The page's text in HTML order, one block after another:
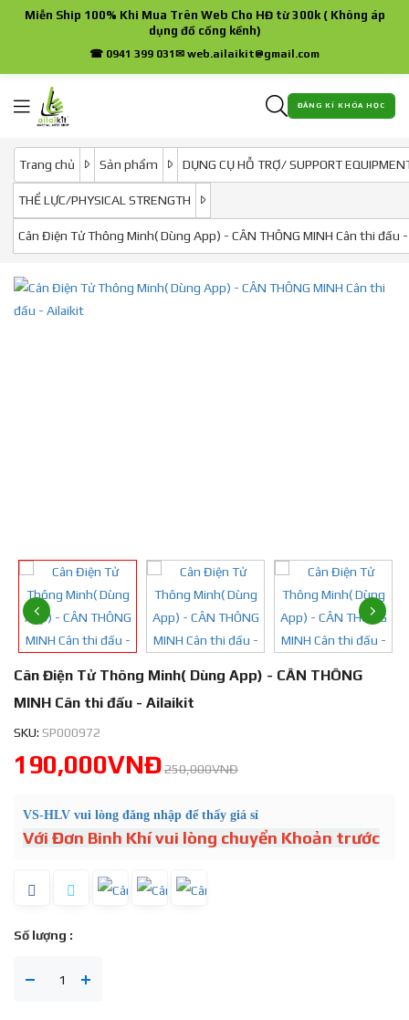
Miễn Ship 100% Khi Mua Trên Web Cho HĐ từ 300k ( Không áp
dụng đồ cồng kềnh)
☎ 0941 399 031✉ web.ailaikit@gmail.com
ĐĂNG KÍ KHÓA HỌC
Trang chủ Sản phẩm DỤNG CỤ HỖ TRỢ/ SUPPORT
THỂ LỰC/PHYSICAL STRENGTH
Cân Điện Tử Thông Minh( Dùng App) - CÂN THÔNG MINH Cân thi đấu
Cân Điện Tử Thông Minh( Dùng App) - CÂN THÔNG
MINH Cân thi đấu - Ailaikit
SKU: SP000972
190,000VNĐ250,000VNĐ
VS-HLV vui lòng đăng nhập để thấy giá sỉ
Với Đơn Binh Khí vui lòng chuyển Khoản trước
Số lượng :